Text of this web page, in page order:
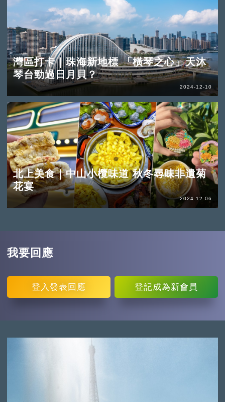
灣區打卡｜珠海新地標 「橫琴之心」天沐
琴台勁過日月貝？
2024-12-10
北上美食｜中山小欖味道 秋冬尋味非遺菊
花宴
2024-12-06
我要回應
登入 發表回應 登記成為新會員